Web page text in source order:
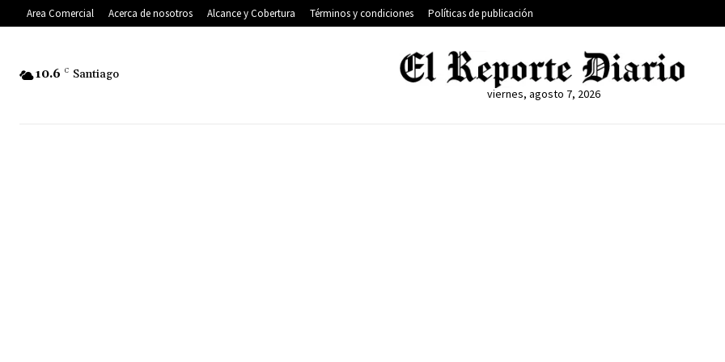
Area Comercial Acerca de nosotros Alcance y Cobertura Términos y condiciones Políticas de publicación
10.6 C Santiago
viernes, agosto 7, 2026